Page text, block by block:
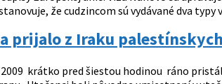
že cudzincom sú vydávané dva typy
prijalo z Iraku
krátko pred šiestou hodinou ráno